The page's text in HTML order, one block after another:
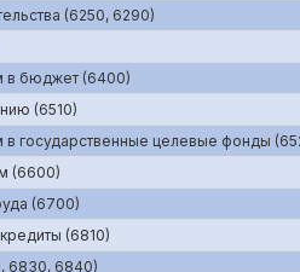
(6250, 6290)
в бюджет (6400)
(6510)
в государственные целевые фонды
(6600)
(6700)
(6810)
6830, 6840)